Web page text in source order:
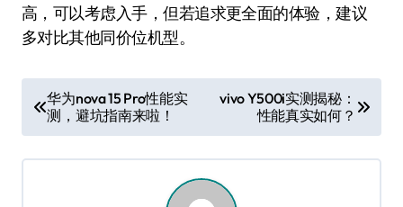
高，可以考虑入手，但若追求更全面的体验，建议
多对比其他同价位机型。
章
导
华为nova 15 Pro性能实
测，避坑指南来啦！
vivo Y500i实测揭秘：
性能真实如何？